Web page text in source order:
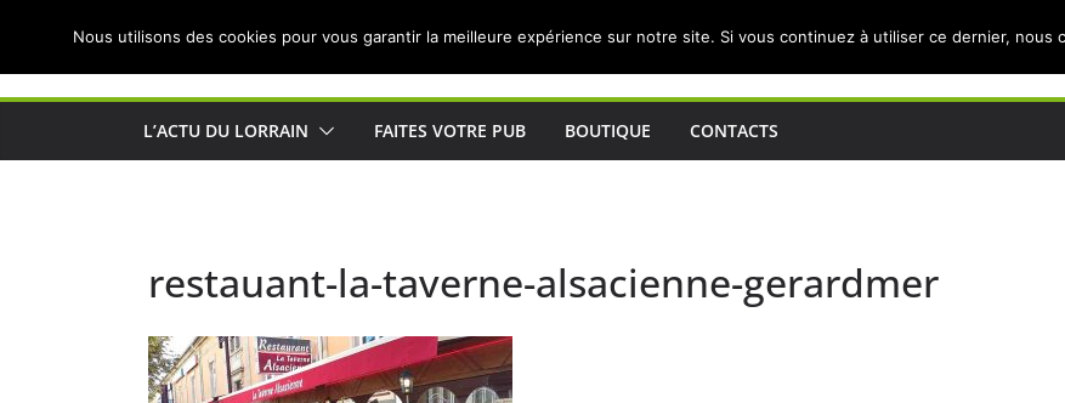
Actualités de Lorraine pour les Lorrains
L’ACTU DU LORRAIN FAITES VOTRE PUB BOUTIQUE CONTACTS
restauant-la-taverne-alsacienne-gerardmer
Nous utilisons des cookies pour vous garantir la meilleure expérience sur notre site. Si vous continuez à utiliser ce dernier,